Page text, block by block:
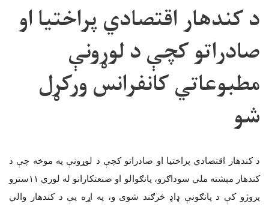
د کندهار اقتصادي پراختیا او
صادراتو کچې د لوړونې
مطبوعاتي کانفرانس ورکړل
شو
د کندهار اقتصادي پراختیا او صادراتو کچې د لوړونې په موخه چې د
کندهار مېشته ملي سوداګرو، پانګوالو او صنعتکارانو له لوري ۱۱سترو
پروژو کې د پانګونې ډاډ څرګند شوی و، په اړه يې د کندهار والي